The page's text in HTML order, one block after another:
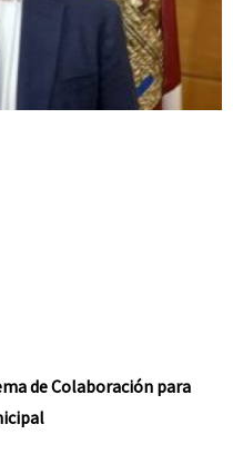
de Colaboración para